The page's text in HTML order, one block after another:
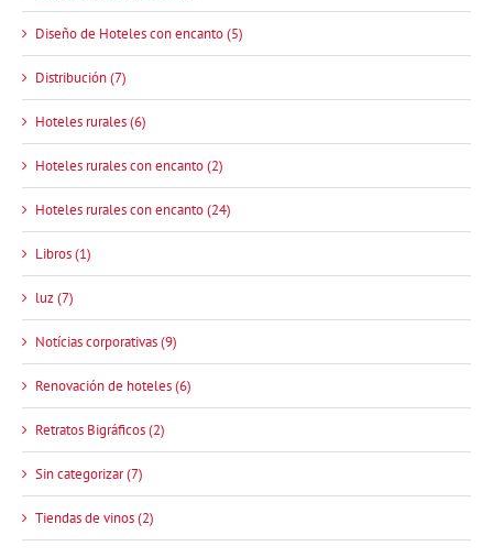
Diseño de Hoteles con encanto (5)
Distribución (7)
Hoteles rurales (6)
Hoteles rurales con encanto (2)
Hoteles rurales con encanto (24)
Libros (1)
luz (7)
Notícias corporativas (9)
Renovación de hoteles (6)
Retratos Bigráficos (2)
Sin categorizar (7)
Tiendas de vinos (2)